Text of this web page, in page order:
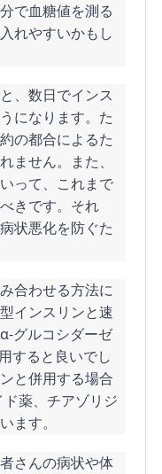
で血糖値を測る
れやすいかもし
、数日でインス
になります。た
の都合によるた
ません。また、
って、これまで
きです。それ
状悪化を防ぐた
合わせる方法に
インスリンと速
グルコシダーゼ
すると良いでし
と併用する場合
薬、チアゾリジ
ます。
さんの病状や体